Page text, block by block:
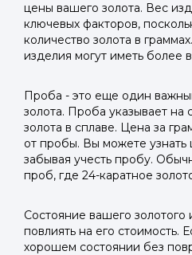
цены вашего золота. Вес
ключевых факторов,
количество золота в
изделия могут иметь более
Проба - это еще один
золота. Проба указывает на
золота в сплаве. Цена за
от пробы. Вы можете узнать
забывая учесть пробу.
проб, где 24-каратное
Состояние вашего
повлиять на его стоимость.
хорошем состоянии без